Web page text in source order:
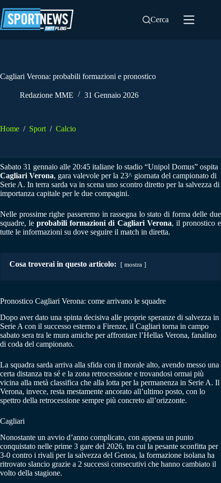
al
contenuto
Cerca
Cagliari Verona: probabili formazioni e pronostico
Redazione MME 31 Gennaio 2026
Home / Sport / Calcio
Sabato 31 gennaio alle 20:45 italiane lo stadio “Unipol Domus” ospita
Cagliari Verona, gara valevole per la 23^ giornata del campionato di
Serie A. In terra sarda va in scena uno scontro diretto per la salvezza di
importanza capitale per le due compagini.
Nelle prossime righe passeremo in rassegna lo stato di forma delle due
squadre, leprobabili formazioni di Cagliari Verona, il pronostico e
tutte le informazioni su dove seguire il match in diretta.
Cosa troverai in questo articolo: mostra
Pronostico Cagliari Verona: come arrivano le squadre
Dopo aver dato una spinta decisiva alle proprie speranze di salvezza in
Serie A con il successo esterno a Firenze, il Cagliari torna in campo
sabato sera tra le mura amiche per affrontare l’Hellas Verona, fanalino
di coda del campionato.
La squadra sarda arriva alla sfida con il morale alto, avendo messo una
certa distanza tra sé e la zona retrocessione e trovandosi ormai più
vicina alla metà classifica che alla lotta per la permanenza in Serie A. Il
Verona, invece, resta mestamente ancorato all’ultimo posto, con lo
spettro della retrocessione sempre più concreto all’orizzonte.
Cagliari
Nonostante un avvio d’anno complicato, con appena un punto
conquistato nelle prime 3 gare del 2026, tra cui la pesante sconfitta per
3-0 contro i rivali per la salvezza del Genoa, la formazione isolana ha
ritrovato slancio grazie a 2 successi consecutivi che hanno cambiato il
volto della stagione.